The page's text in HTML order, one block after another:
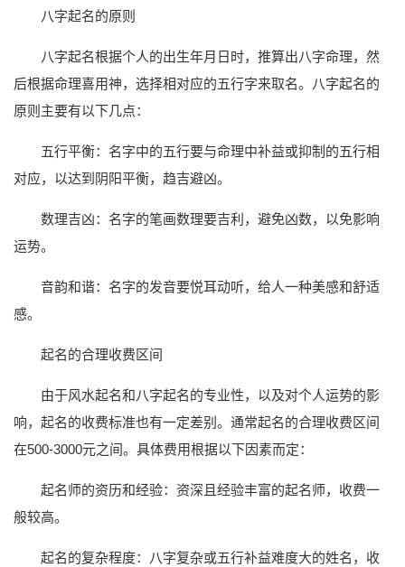
八字起名的原则
八字起名根据个人的出生年月日时，推算出八字命理，然
后根据命理喜用神，选择相对应的五行字来取名。八字起名的
原则主要有以下几点：
五行平衡：名字中的五行要与命理中补益或抑制的五行相
对应，以达到阴阳平衡，趋吉避凶。
数理吉凶：名字的笔画数理要吉利，避免凶数，以免影响
运势。
音韵和谐：名字的发音要悦耳动听，给人一种美感和舒适
感。
起名的合理收费区间
由于风水起名和八字起名的专业性，以及对个人运势的影
响，起名的收费标准也有一定差别。通常起名的合理收费区间
在500-3000元之间。具体费用根据以下因素而定：
起名师的资历和经验：资深且经验丰富的起名师，收费一
般较高。
起名的复杂程度：八字复杂或五行补益难度大的姓名，收